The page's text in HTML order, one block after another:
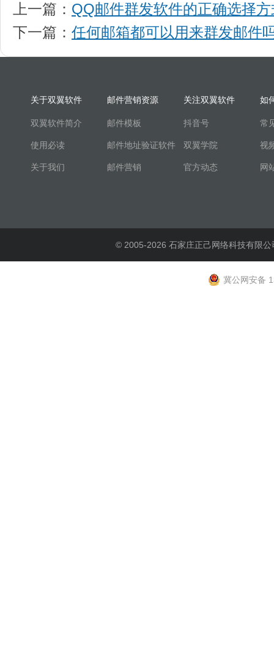
上一篇： QQ邮件群发软件的正确选择
下一篇： 任何邮箱都可以用来群发邮件
关于双翼软件
双翼软件简介
使用必读
关于我们
邮件营销资源
邮件模板
邮件地址验证软件
邮件营销
关注双翼软件
抖音号
双翼学院
官方动态
如
常
视
网
© 2005-2026 石家庄正己网络科技有限
冀公网安备